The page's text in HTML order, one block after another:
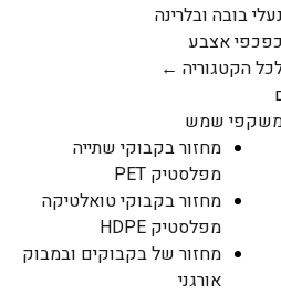
נעלי בובה ובלרינה
כפכפי אצבע
הקטגוריה ←
שמש
מחזור בקבוקי שתייה
מפלסטיק PET
מחזור בקבוקי טואלטיקה
מפלסטיק HDPE
מחזור של בקבוקים ובמבוק
אורגני